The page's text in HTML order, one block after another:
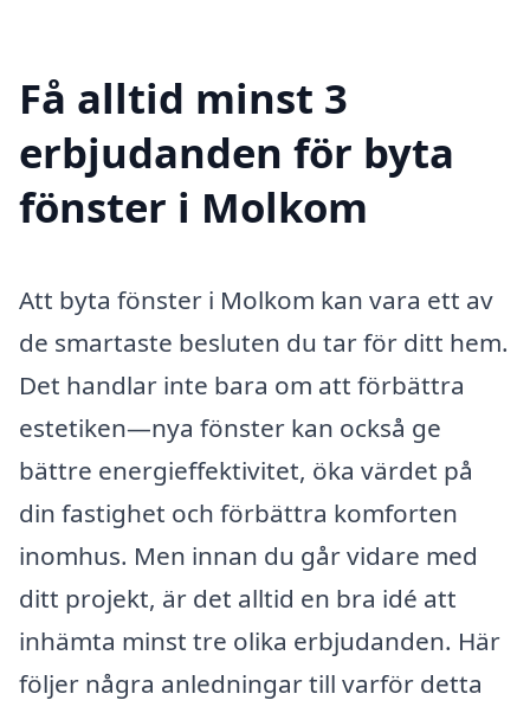
Få alltid minst 3
erbjudanden för byta
fönster i Molkom
Att byta fönster i Molkom kan vara ett av
de smartaste besluten du tar för ditt hem.
Det handlar inte bara om att förbättra
estetiken—nya fönster kan också ge
bättre energieffektivitet, öka värdet på
din fastighet och förbättra komforten
inomhus. Men innan du går vidare med
ditt projekt, är det alltid en bra idé att
inhämta minst tre olika erbjudanden. Här
följer några anledningar till varför detta